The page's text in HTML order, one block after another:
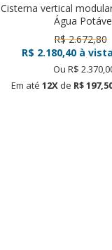
Cisterna vertical
Água
R$ 2.672,80
R$ 2.180,40à vista
Ou R$
Em até 12X de R$